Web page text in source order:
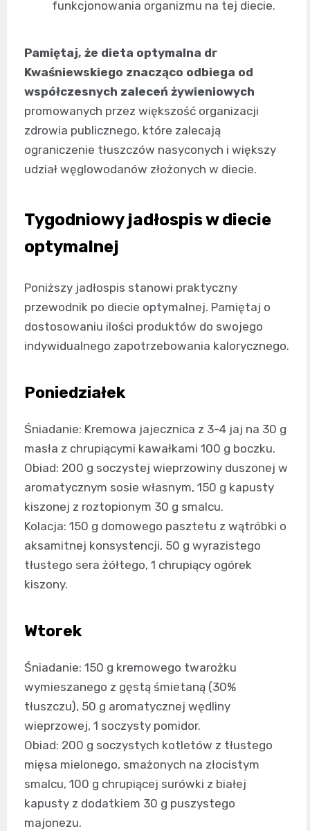
funkcjonowania organizmu na tej diecie.
Pamiętaj, że dieta optymalna dr
Kwaśniewskiego znacząco odbiega od
współczesnych zaleceń żywieniowych
promowanych przez większość organizacji
zdrowia publicznego, które zalecają
ograniczenie tłuszczów nasyconych i większy
udział węglowodanów złożonych w diecie.
Tygodniowy jadłospis w diecie
optymalnej
Poniższy jadłospis stanowi praktyczny
przewodnik po diecie optymalnej. Pamiętaj o
dostosowaniu ilości produktów do swojego
indywidualnego zapotrzebowania kalorycznego.
Poniedziałek
Śniadanie: Kremowa jajecznica z 3-4 jaj na 30 g
masła z chrupiącymi kawałkami 100 g boczku.
Obiad: 200 g soczystej wieprzowiny duszonej w
aromatycznym sosie własnym, 150 g kapusty
kiszonej z roztopionym 30 g smalcu.
Kolacja: 150 g domowego pasztetu z wątróbki o
aksamitnej konsystencji, 50 g wyrazistego
tłustego sera żółtego, 1 chrupiący ogórek
kiszony.
Wtorek
Śniadanie: 150 g kremowego twarożku
wymieszanego z gęstą śmietaną (30%
tłuszczu), 50 g aromatycznej wędliny
wieprzowej, 1 soczysty pomidor.
Obiad: 200 g soczystych kotletów z tłustego
mięsa mielonego, smażonych na złocistym
smalcu, 100 g chrupiącej surówki z białej
kapusty z dodatkiem 30 g puszystego
majonezu.